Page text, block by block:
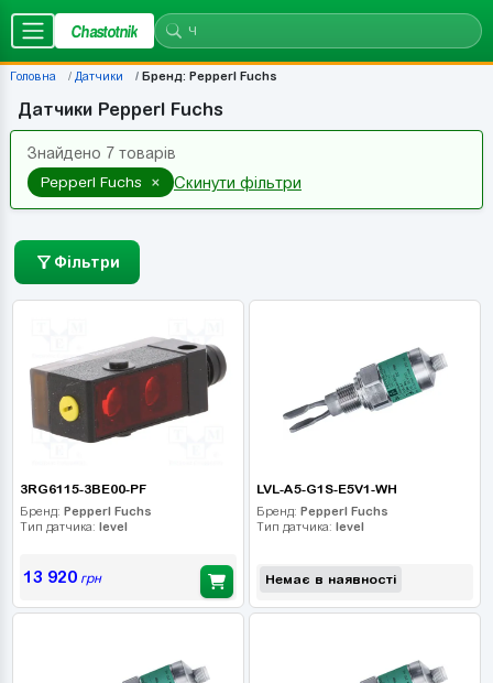
Chastotnik
Головна Датчики Бренд: Pepperl Fuchs
Датчики Pepperl Fuchs
Знайдено 7 товарів
Pepperl Fuchs × Скинути фільтри
Фільтри
3RG6115-3BE00-PF
Бренд: Pepperl Fuchs
Тип датчика: level
13 920грн
LVL-A5-G1S-E5V1-WH
Бренд: Pepperl Fuchs
Тип датчика: level
Немає в наявності